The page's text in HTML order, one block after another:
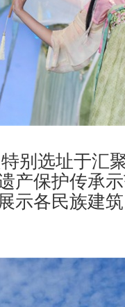
别选址于汇
产保护传承
示各民族建